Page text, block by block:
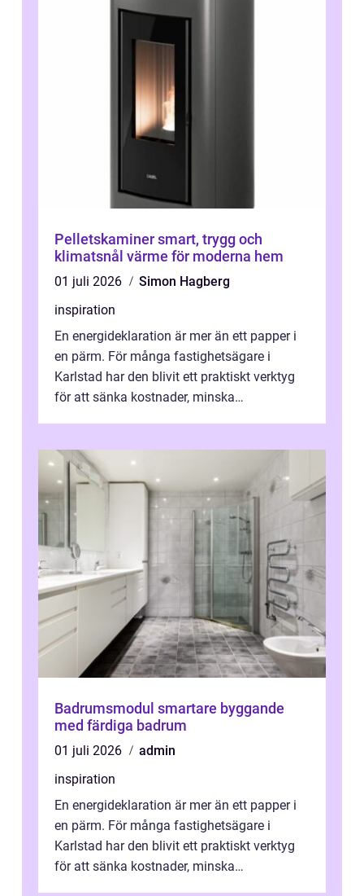
Pelletskaminer smart, trygg och
klimatsnål värme för moderna hem
01 juli 2026
Simon Hagberg
inspiration
En energideklaration är mer än ett papper i
en pärm. För många fastighetsägare i
Karlstad har den blivit ett praktiskt verktyg
för att sänka kostnader, minska
Badrumsmodul smartare byggande
med färdiga badrum
01 juli 2026
admin
inspiration
En energideklaration är mer än ett papper i
en pärm. För många fastighetsägare i
Karlstad har den blivit ett praktiskt verktyg
för att sänka kostnader, minska